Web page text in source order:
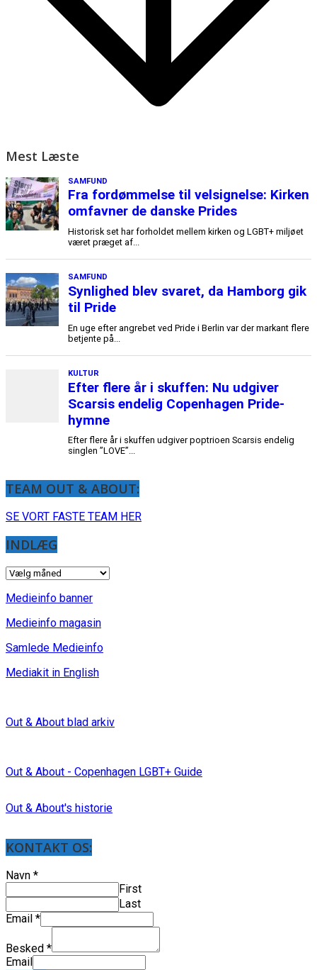
Mest Læste
TEAM OUT & ABOUT:
SE VORT FASTE TEAM HER
INDLÆG
INDLÆG
Medieinfo banner
Medieinfo magasin
Samlede Medieinfo
Mediakit in English
Out & About blad arkiv
Out & About - Copenhagen LGBT+ Guide
Out & About's historie
KONTAKT OS:
Navn *
First
Last
Email *
Besked *
Email